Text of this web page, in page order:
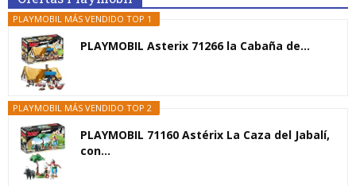
PLAYMOBIL MÁS VENDIDO TOP 1
PLAYMOBIL Asterix 71266 la Cabaña de...
PLAYMOBIL MÁS VENDIDO TOP 2
PLAYMOBIL 71160 Astérix La Caza del Jabalí,
con...